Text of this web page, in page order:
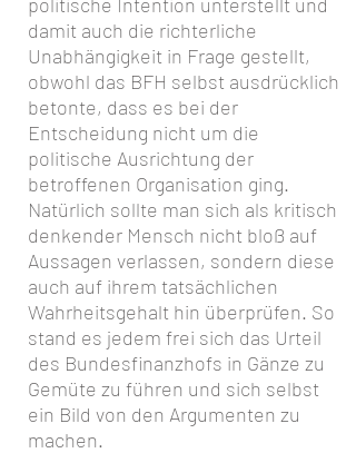
damit auch die richterliche
Unabhängigkeit in Frage gestellt,
obwohl das BFH selbst ausdrücklich
betonte, dass es bei der
Entscheidung nicht um die
politische Ausrichtung der
betroffenen Organisation ging.
Natürlich sollte man sich als kritisch
denkender Mensch nicht bloß auf
Aussagen verlassen, sondern diese
auch auf ihrem tatsächlichen
Wahrheitsgehalt hin überprüfen. So
stand es jedem frei sich das Urteil
des Bundesfinanzhofs in Gänze zu
Gemüte zu führen und sich selbst
ein Bild von den Argumenten zu
machen.